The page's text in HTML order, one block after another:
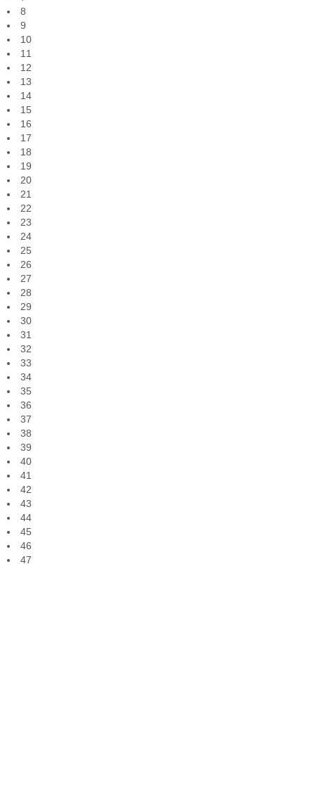
8
9
10
11
12
13
14
15
16
17
18
19
20
21
22
23
24
25
26
27
28
29
30
31
32
33
34
35
36
37
38
39
40
41
42
43
44
45
46
47